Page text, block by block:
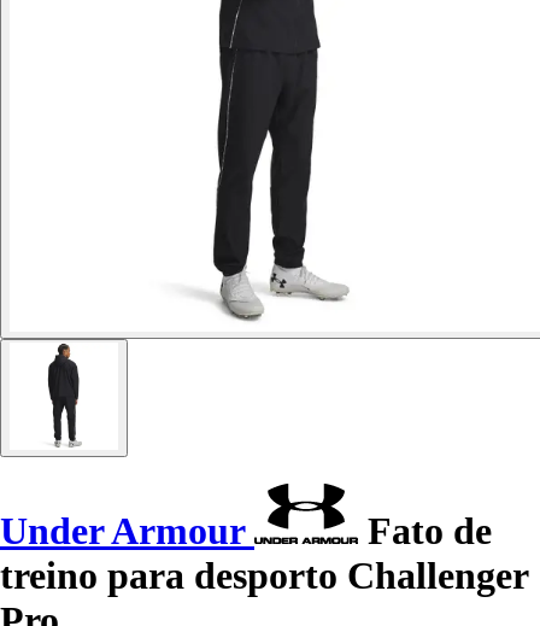
Under Armour
Fato de
treino para desporto Challenger